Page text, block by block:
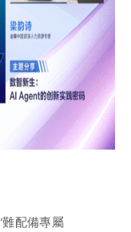
配備專屬